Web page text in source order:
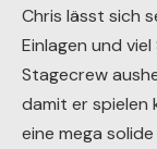
Chris lässt sich
Einlagen und
Stagecrew
damit er spielen
eine mega